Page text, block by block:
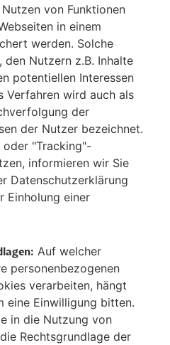
von Funktionen
in einem
werden. Solche
den Nutzern z.B. Inhalte
potentiellen Interessen
Verfahren wird auch als
der
der Nutzer bezeichnet.
"Tracking"-
informieren wir Sie
Datenschutzerklärung
Einholung einer
Auf welcher
personenbezogenen
verarbeiten, hängt
eine Einwilligung bitten.
in die Nutzung von
Rechtsgrundlage der